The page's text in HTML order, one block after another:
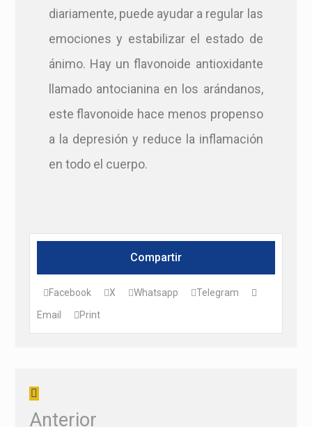
diariamente, puede ayudar a regular las
emociones y estabilizar el estado de
ánimo. Hay un flavonoide antioxidante
llamado antocianina en los arándanos,
este flavonoide hace menos propenso
a la depresión y reduce la inflamación
en todo el cuerpo.
Facebook X Whatsapp
Telegram
Email
Print
Anterior